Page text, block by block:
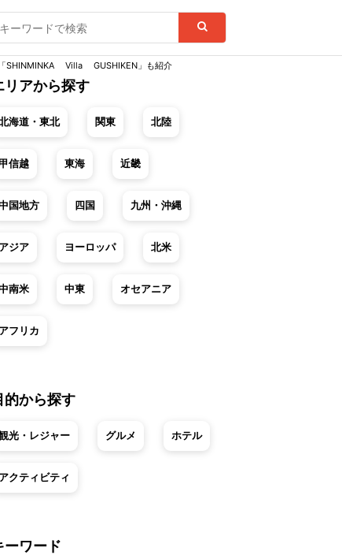
「SHINMINKA Villa GUSHIKEN」も紹介
リアから探す
海道・東北 関東 北陸
信越 東海 近畿
国地方 四国 九州・沖縄
アジア ヨーロッパ 北米
南米 中東 オセアニア
アフリカ
的から探す
光・レジャー グルメ ホテル
アクティビティ
ーワード